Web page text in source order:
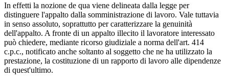
In effetti la nozione de qua viene delineata dalla legge per
distinguere l'appalto dalla somministrazione di lavoro. Vale tuttavia
in senso assoluto, soprattutto per caratterizzare la genuinità
dell'appalto. A fronte di un appalto illecito il lavoratore interessato
può chiedere, mediante ricorso giudiziale a norma dell'art. 414
c.p.c., notificato anche soltanto al soggetto che ne ha utilizzato la
prestazione, la costituzione di un rapporto di lavoro alle dipendenze
di quest'ultimo.